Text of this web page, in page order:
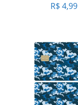
R$ 4,99